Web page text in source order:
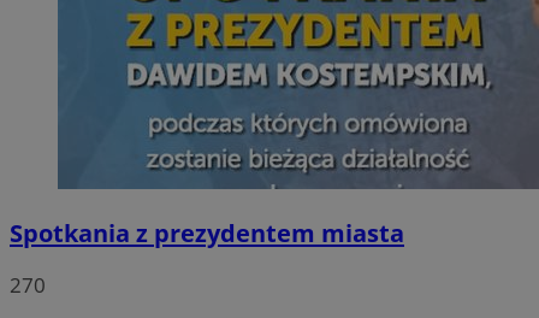
Spotkania z prezydentem miasta
270